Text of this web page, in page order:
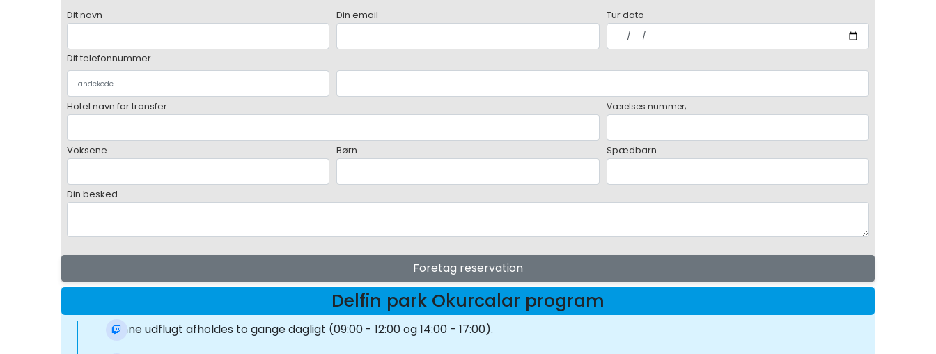
Dit navn Din email Tur dato
Dit telefonnummer
Hotel navn for transfer Værelses nummer;
Voksene Børn Spædbarn
Din besked
Foretag reservation
Delfin park Okurcalar program
Denne udflugt afholdes to gange dagligt (09:00 - 12:00 og 14:00 - 17:00).